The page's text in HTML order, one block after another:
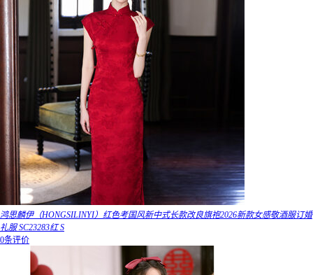
鸿思麟伊（HONGSILINYI）红色考国风新中式长款改良旗袍2026新款女感敬酒服订婚
礼服 SC23283红 S
0条评价